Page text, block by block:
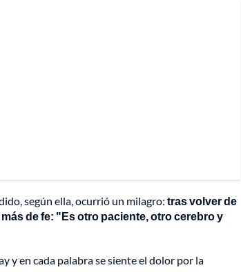
según ella, ocurrió un milagro: tras volver de
de fe: "Es otro paciente, otro cerebro y
y en cada palabra se siente el dolor por la